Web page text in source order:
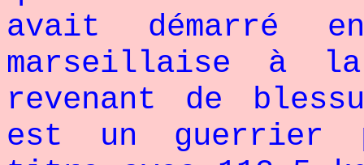
avait démarré
marseillaise à
revenant de
est un guerrier